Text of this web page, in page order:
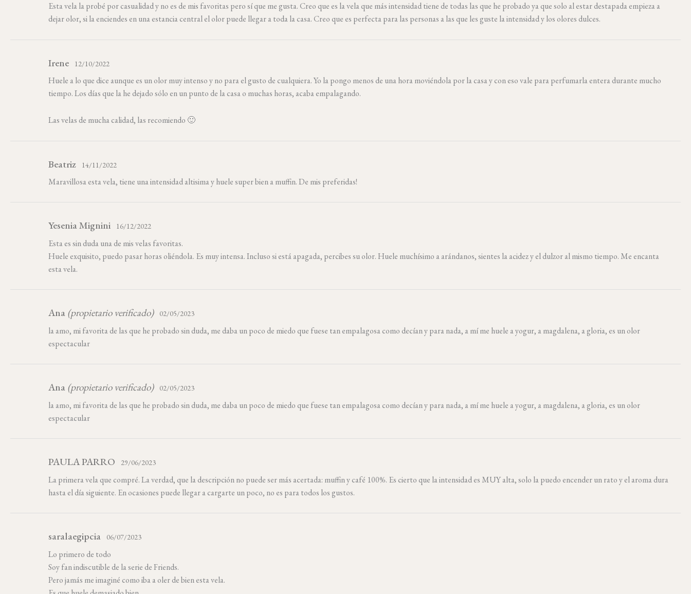
Esta vela la probé por casualidad y no es de mis favoritas pero sí que me gusta. Creo que es la vela que más intensidad tiene de todas las que he probado ya que solo al estar destapada empieza a
dejar olor, si la enciendes en una estancia central el olor puede llegar a toda la casa. Creo que es perfecta para las personas a las que les guste la intensidad y los olores dulces.
Irene 12/10/2022
Huele a lo que dice aunque es un olor muy intenso y no para el gusto de cualquiera. Yo la pongo menos de una hora moviéndola por la casa y con eso vale para perfumarla entera durante mucho
tiempo. Los días que la he dejado sólo en un punto de la casa o muchas horas, acaba empalagando.
Las velas de mucha calidad, las recomiendo 🙂
Beatriz 14/11/2022
Maravillosa esta vela, tiene una intensidad altisima y huele super bien a muffin. De mis preferidas!
Yesenia Mignini 16/12/2022
Esta es sin duda una de mis velas favoritas.
Huele exquisito, puedo pasar horas oliéndola. Es muy intensa. Incluso si está apagada, percibes su olor. Huele muchísimo a arándanos, sientes la acidez y el dulzor al mismo tiempo. Me encanta
esta vela.
Ana (propietario verificado) 02/05/2023
la amo, mi favorita de las que he probado sin duda, me daba un poco de miedo que fuese tan empalagosa como decían y para nada, a mí me huele a yogur, a magdalena, a gloria, es un olor
espectacular
Ana (propietario verificado) 02/05/2023
la amo, mi favorita de las que he probado sin duda, me daba un poco de miedo que fuese tan empalagosa como decían y para nada, a mí me huele a yogur, a magdalena, a gloria, es un olor
espectacular
PAULA PARRO 29/06/2023
La primera vela que compré. La verdad, que la descripción no puede ser más acertada: muffin y café 100%. Es cierto que la intensidad es MUY alta, solo la puedo encender un rato y el aroma dura
hasta el día siguiente. En ocasiones puede llegar a cargarte un poco, no es para todos los gustos.
saralaegipcia 06/07/2023
Lo primero de todo
Soy fan indiscutible de la serie de Friends.
Pero jamás me imaginé como iba a oler de bien esta vela.
Al dejar tus datos, confirmas que aceptas nuestra
Política de Privacidad